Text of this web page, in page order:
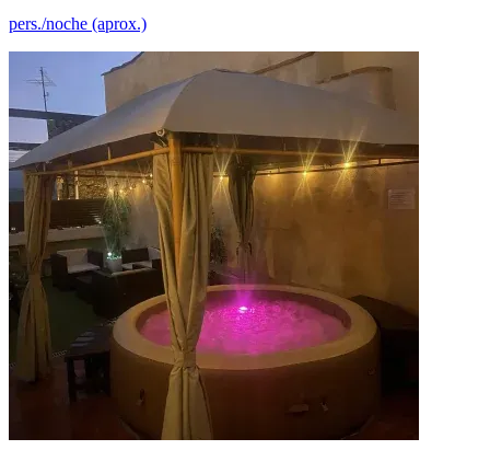
pers./noche (aprox.)